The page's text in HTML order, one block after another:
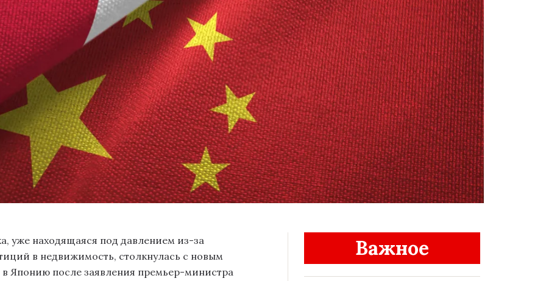
уже находящаяся под давлением из-за
в недвижимость, столкнулась с новым
Японию после заявления премьер-министра
Важное